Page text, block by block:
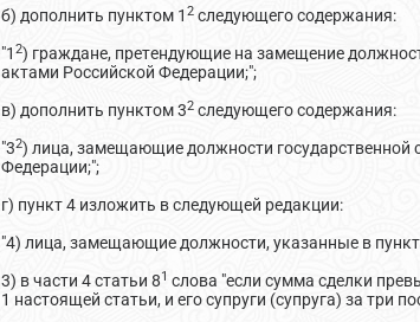
б) дополнить пунктом 12 следующего содержания:
"12) граждане, претендующие на замещение
актами Российской Федерации;";
в) дополнить пунктом 32 следующего содержания:
"32) лица, замещающие должности
Федерации;";
г) пункт 4 изложить в следующей редакции:
"4) лица, замещающие должности, указанные в
3) в части 4 статьи 81 слова "если сумма сделки
1 настоящей статьи, и его супруги (супруга) за три